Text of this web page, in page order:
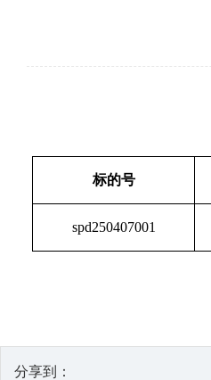
标的号
spd250407001
分享到：